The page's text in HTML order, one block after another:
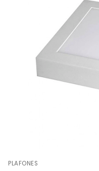
PLAFONES